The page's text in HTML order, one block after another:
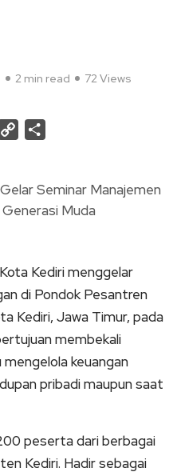
2 min read 72 Views
Print
Copy
Kota Kediri menggelar
di Pondok Pesantren
Kediri, Jawa Timur, pada
membekali
keuangan
pribadi maupun saat
peserta dari berbagai
Kediri. Hadir sebagai